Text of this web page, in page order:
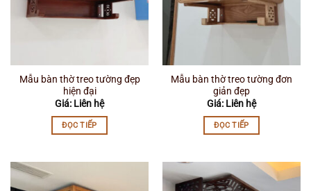
Mẫu bàn thờ treo tường đẹp
hiện đại
Giá: Liên hệ
ĐỌC TIẾP
Mẫu bàn thờ treo tường đơn
giản đẹp
Giá: Liên hệ
ĐỌC TIẾP